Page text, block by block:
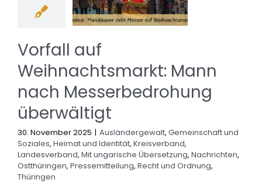
Vorfall auf
Weihnachtsmarkt: Mann
nach Messerbedrohung
überwältigt
30. November 2025 | Ausländergewalt, Gemeinschaft und
Soziales, Heimat und Identität, Kreisverband,
Landesverband, Mit ungarische Übersetzung, Nachrichten,
Ostthüringen, Pressemitteilung, Recht und Ordnung,
Thüringen